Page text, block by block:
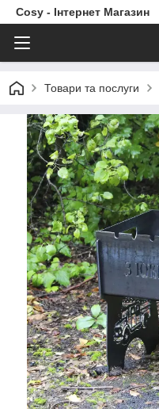
Cosy - Інтернет Магазин
Товари та послуги